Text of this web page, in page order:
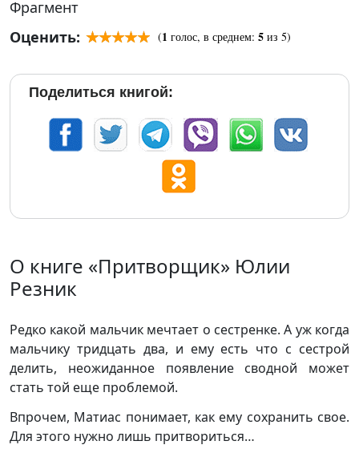
Фрагмент
Оценить:
(1 голос, в среднем: 5 из 5)
Поделиться книгой:
О книге «Притворщик» Юлии
Резник
Редко какой мальчик мечтает о сестренке. А уж когда
мальчику тридцать два, и ему есть что с сестрой
делить, неожиданное появление сводной может
стать той еще проблемой.
Впрочем, Матиас понимает, как ему сохранить свое.
Для этого нужно лишь притвориться…